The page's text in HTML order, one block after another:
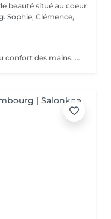
beauté situé au coeur
Un soin complet dédié à la beauté et au confort des mains. Le soin débute par une exfoliation douce afin d'affiner le grain de peau et révéler son éclat naturel. Les mains sont ensuite enveloppées dans un masque hydratant et nourrissant pour une action en profondeur. Pendant ce temps, les ongles sont soigneusement travaillés afin de leur redonner une forme nette et harmonieuse. Le soin se termine par un massage relaxant des mains, procurant une sensation immédiate de confort et de détente. Les mains sont plus douces, la peau nourrie et les ongles parfaitement soignés. Le vernis classique n'est pas proposé à l'institut. Si vous le souhaitez, nous pouvons toutefois réaliser la pose avec votre propre vernis en sélectionnant l'option correspondante.